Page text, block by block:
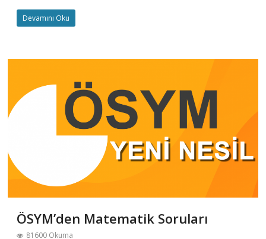
Devamını Oku
ÖSYM’den Matematik Soruları
81600 Okuma